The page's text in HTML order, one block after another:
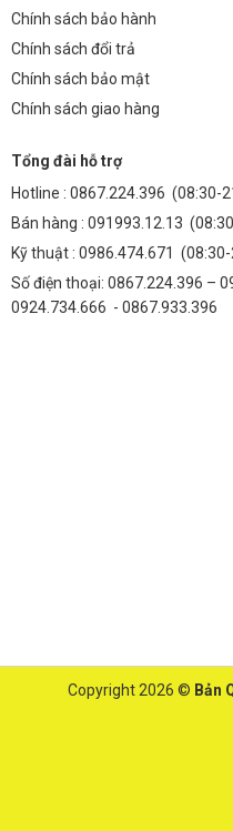
Chính sách bảo hành
Chính sách đổi trả
Chính sách bảo mật
Chính sách giao hàng
Tổng đài hỗ trợ
Hotline : 0867.224.396 (08:30-
Bán hàng : 091993.12.13
Kỹ thuật : 0986.474.671
Số điện thoại: 0867.224.396 –
0924.734.666 - 0867.933.396
Copyright 2026 © Bản